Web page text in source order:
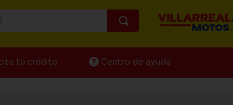
tu crédito Centro de ayuda